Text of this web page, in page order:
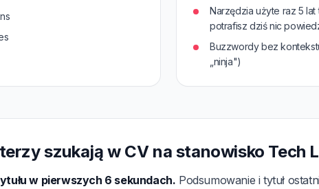
Narzędzia użyte raz 5
potrafisz dziś nic
Buzzwordy bez
„ninja")
szukają w CV na stanowisko Tech
w pierwszych 6 sekundach. Podsumowanie i tytuł